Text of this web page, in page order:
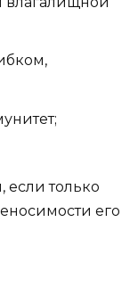
если только
его